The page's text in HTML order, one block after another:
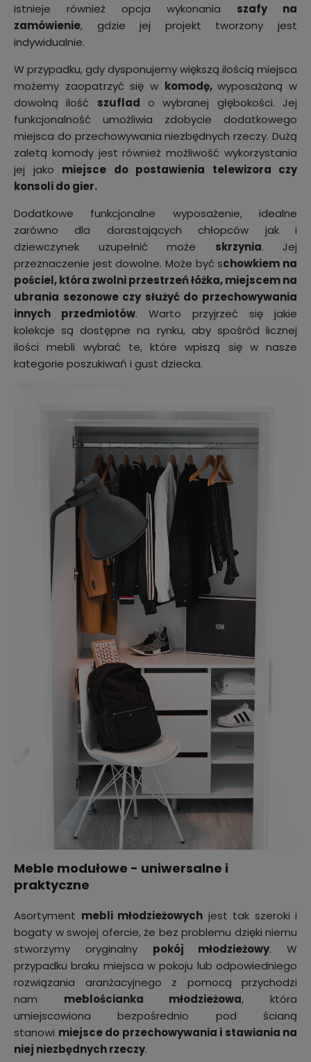
Istnieje również opcja wykonania szafy na
zamówienie, gdzie jej projekt tworzony jest
indywidualnie.
W przypadku, gdy dysponujemy większą ilością miejsca
możemy zaopatrzyć się w komodę,wyposażoną w
dowolną ilość szuflad o wybranej głębokości. Jej
funkcjonalność umożliwia zdobycie dodatkowego
miejsca do przechowywania niezbędnych rzeczy. Dużą
zaletą komody jest również możliwość wykorzystania
jej jako miejsce do postawienia telewizora czy
konsoli do gier.
Dodatkowe funkcjonalne wyposażenie, idealne
zarówno dla dorastających chłopców jak i
dziewczynek uzupełnić może skrzynia. Jej
przeznaczenie jest dowolne. Może być schowkiem na
pościel, która zwolni przestrzeń łóżka, miejscem na
ubrania sezonowe czy służyć do przechowywania
innych przedmiotów. Warto przyjrzeć się jakie
kolekcje są dostępne na rynku, aby spośród licznej
ilości mebli wybrać te, które wpiszą się w nasze
kategorie poszukiwań i gust dziecka.
Meble modułowe - uniwersalne i
praktyczne
Asortyment mebli młodzieżowych jest tak szeroki i
bogaty w swojej ofercie, że bez problemu dzięki niemu
stworzymy oryginalny pokój młodzieżowy. W
przypadku braku miejsca w pokoju lub odpowiedniego
rozwiązania aranżacyjnego z pomocą przychodzi
nam meblościanka młodzieżowa, która
umiejscowiona bezpośrednio pod ścianą
stanowi miejsce do przechowywania i stawiania na
niej niezbędnych rzeczy.